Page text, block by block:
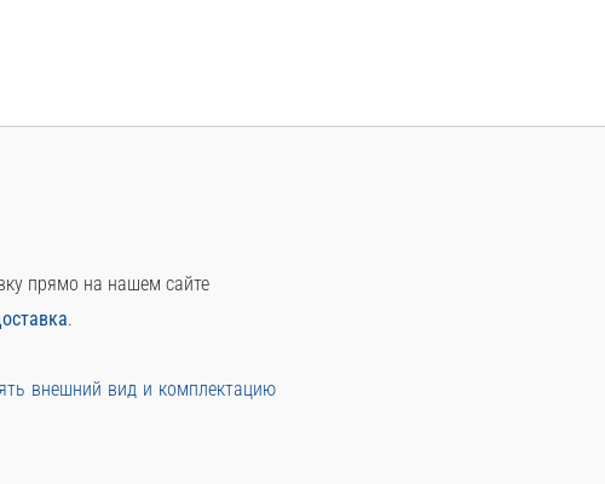
прямо на нашем сайте
.
внешний вид и комплектацию